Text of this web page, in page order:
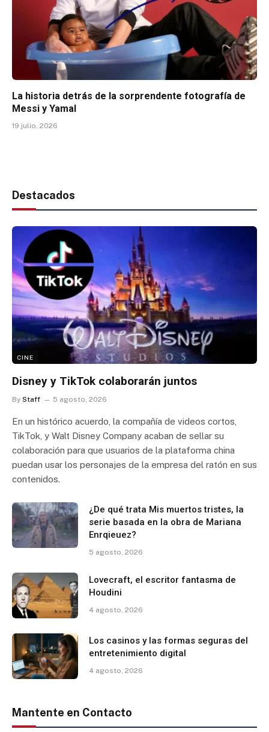
La historia detrás de la sorprendente fotografía de
Messi y Yamal
19 julio, 2026
Destacados
CINE
Disney y TikTok colaborarán juntos
By Staff 5 agosto, 2026
En un histórico acuerdo, la compañía de videos cortos,
TikTok, y Walt Disney Company acaban de sellar su
colaboración para que usuarios de la plataforma china
puedan usar los personajes de la empresa del ratón en sus
contenidos.
¿De qué trata Mis muertos tristes, la
serie basada en la obra de Mariana
Enrqieuez?
5 agosto, 2026
Lovecraft, el escritor fantasma de
Houdini
4 agosto, 2026
Los casinos y las formas seguras del
entretenimiento digital
4 agosto, 2026
Mantente en Contacto